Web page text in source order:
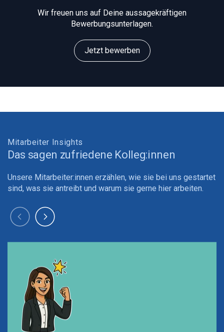
Wir freuen uns auf Deine aussagekräftigen
Bewerbungsunterlagen.
Jetzt bewerben
Mitarbeiter Insights
Das sagen zufriedene Kolleg:innen
Unsere Mitarbeiter:innen erzählen, wie sie bei uns gestartet
sind, was sie antreibt und warum sie gerne hier arbeiten.